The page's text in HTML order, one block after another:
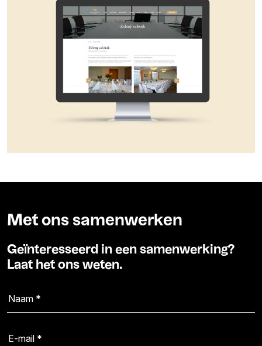
Met ons samenwerken
Geïnteresseerd in een samenwerking?
Laat het ons weten.